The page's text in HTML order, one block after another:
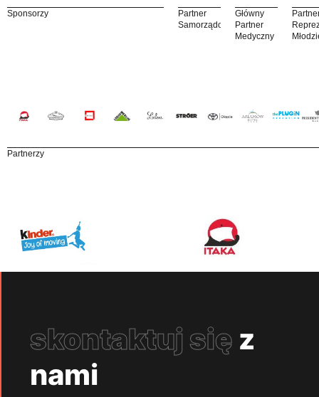
Sponsorzy
Partner
Samorządowy
Główny
Partner
Medyczny
Partnerzy
skontaktuj się z
nami